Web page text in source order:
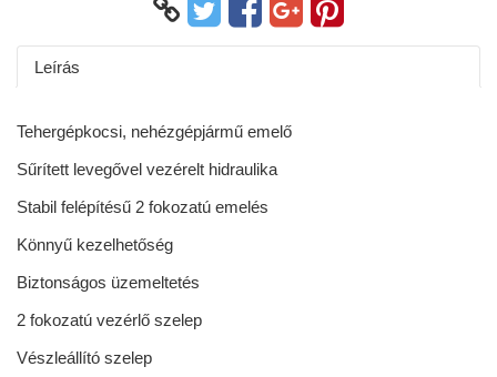
Leírás
Tehergépkocsi, nehézgépjármű emelő
Sűrített levegővel vezérelt hidraulika
Stabil felépítésű 2 fokozatú emelés
Könnyű kezelhetőség
Biztonságos üzemeltetés
2 fokozatú vezérlő szelep
Vészleállító szelep